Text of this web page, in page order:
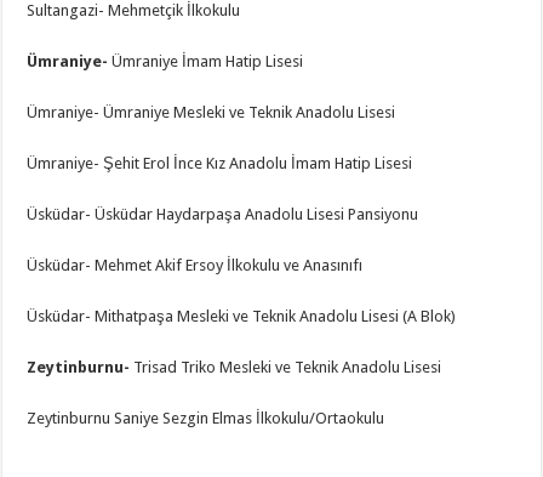
Sultangazi- Mehmetçik İlkokulu
Ümraniye- Ümraniye İmam Hatip Lisesi
Ümraniye- Ümraniye Mesleki ve Teknik Anadolu Lisesi
Ümraniye- Şehit Erol İnce Kız Anadolu İmam Hatip Lisesi
Üsküdar- Üsküdar Haydarpaşa Anadolu Lisesi Pansiyonu
Üsküdar- Mehmet Akif Ersoy İlkokulu ve Anasınıfı
Üsküdar- Mithatpaşa Mesleki ve Teknik Anadolu Lisesi (A Blok)
Zeytinburnu- Trisad Triko Mesleki ve Teknik Anadolu Lisesi
Zeytinburnu Saniye Sezgin Elmas İlkokulu/Ortaokulu